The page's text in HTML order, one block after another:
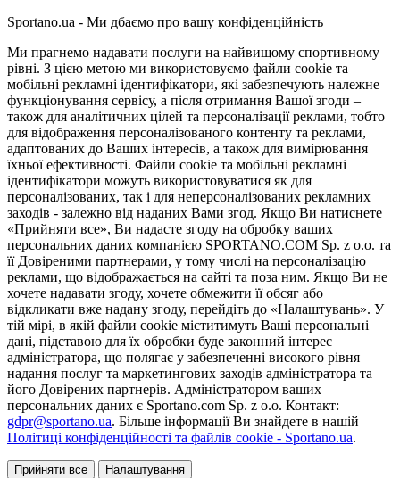
Sportano.ua - Ми дбаємо про вашу конфіденційність
Ми прагнемо надавати послуги на найвищому спортивному
рівні. З цією метою ми використовуємо файли cookie та
мобільні рекламні ідентифікатори, які забезпечують належне
функціонування сервісу, а після отримання Вашої згоди –
також для аналітичних цілей та персоналізації реклами, тобто
для відображення персоналізованого контенту та реклами,
адаптованих до Ваших інтересів, а також для вимірювання
їхньої ефективності. Файли cookie та мобільні рекламні
ідентифікатори можуть використовуватися як для
персоналізованих, так і для неперсоналізованих рекламних
заходів - залежно від наданих Вами згод. Якщо Ви натиснете
«Прийняти все», Ви надасте згоду на обробку ваших
персональних даних компанією SPORTANO.COM Sp. z o.o. та
її Довіреними партнерами, у тому числі на персоналізацію
реклами, що відображається на сайті та поза ним. Якщо Ви не
хочете надавати згоду, хочете обмежити її обсяг або
відкликати вже надану згоду, перейдіть до «Налаштувань». У
тій мірі, в якій файли cookie міститимуть Ваші персональні
дані, підставою для їх обробки буде законний інтерес
адміністратора, що полягає у забезпеченні високого рівня
надання послуг та маркетингових заходів адміністратора та
його Довірених партнерів. Адміністратором ваших
персональних даних є Sportano.com Sp. z o.o. Контакт:
gdpr@sportano.ua. Більше інформації Ви знайдете в нашій
Політиці конфіденційності та файлів cookie - Sportano.ua.
Прийняти все Налаштування